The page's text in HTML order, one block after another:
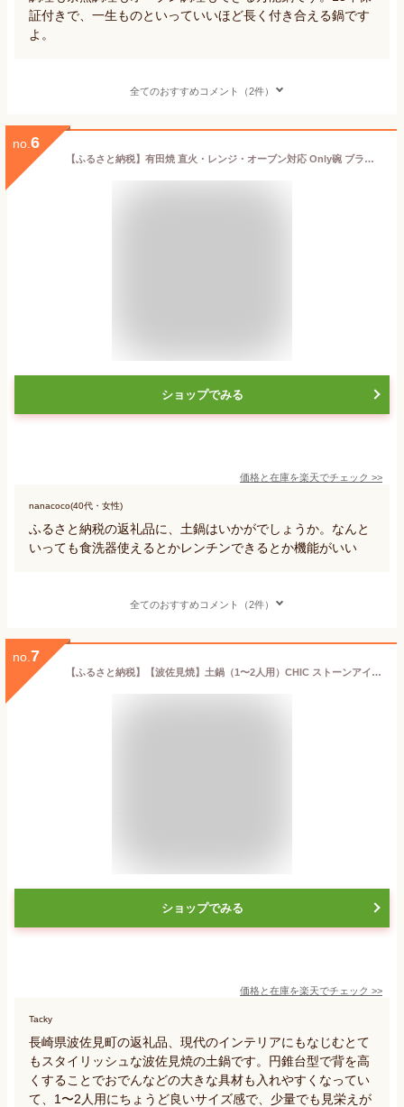
証付きで、一生ものといっていいほど長く付き合える鍋です
よ。
全てのおすすめコメント（2件）
no. 6
【ふるさと納税】有田焼 直火・レンジ・オーブン対応 Only碗 ブラック 1個 1000ml【大慶】土鍋 一人用鍋 アウトレット 訳あり 食器兼用 耐熱 調理器具 遠赤外線 キッチン用品 ギフト対応 レシピ付 食卓映え おしゃれ 新生活 卓上鍋 10000円 1万円 A10-136
ショップでみる
価格と在庫を楽天でチェック >>
nanacoco(40代・女性)
ふるさと納税の返礼品に、土鍋はいかがでしょうか。なんと
いっても食洗器使えるとかレンチンできるとか機能がいい
全てのおすすめコメント（2件）
no. 7
【ふるさと納税】【波佐見焼】土鍋（1〜2人用）CHIC ストーンアイボリー・ブラック 食器 皿 【Cheer house】 [AC78]
ショップでみる
価格と在庫を楽天でチェック >>
Tacky
長崎県波佐見町の返礼品、現代のインテリアにもなじむとて
もスタイリッシュな波佐見焼の土鍋です。円錐台型で背を高
くすることでおでんなどの大きな具材も入れやすくなってい
て、1〜2人用にちょうど良いサイズ感で、少量でも見栄えが